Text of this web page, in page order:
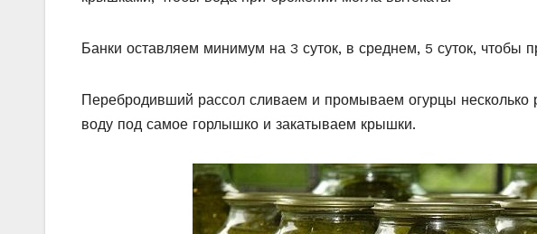
Банки оставляем минимум на 3 суток, в среднем, 5 суток, чтобы
Перебродивший рассол сливаем и промываем огурцы несколько
воду под самое горлышко и закатываем крышки.